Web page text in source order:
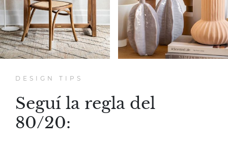
DESIGN TIPS
Seguí la regla del
80/20: